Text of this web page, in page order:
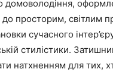
домоволодіння,
просторим, світлим
сучасного
стилістики.
натхненням для тих,